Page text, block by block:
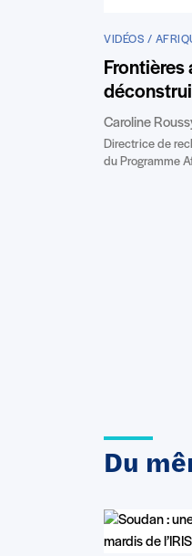
VIDÉOS /
Frontières
Caroline
Directrice de
du Programme
Du